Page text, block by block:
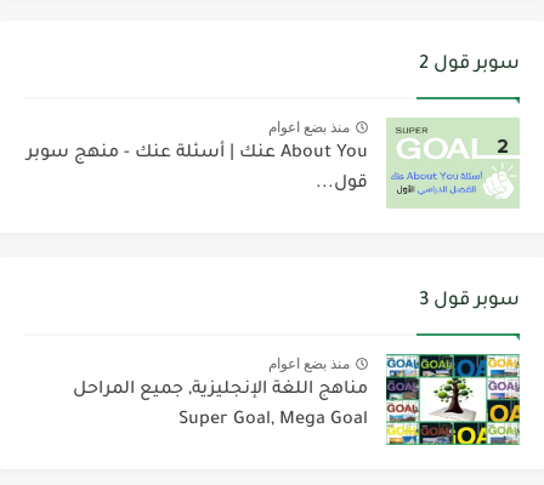
سوبر قول 2
منذ بضع اعوام
About You عنك | أسئلة عنك - منهج سوبر
قول...
سوبر قول 3
منذ بضع اعوام
مناهج اللغة الإنجليزية, جميع المراحل
Super Goal, Mega Goal